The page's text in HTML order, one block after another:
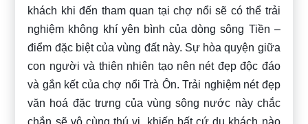
khách khi đến tham quan tại chợ nổi sẽ có thể trải
nghiệm không khí yên bình của dòng sông Tiền –
điểm đặc biệt của vùng đất này. Sự hòa quyện giữa
con người và thiên nhiên tạo nên nét đẹp độc đáo
và gắn kết của chợ nổi Trà Ôn. Trải nghiệm nét đẹp
văn hoá đặc trưng của vùng sông nước này chắc